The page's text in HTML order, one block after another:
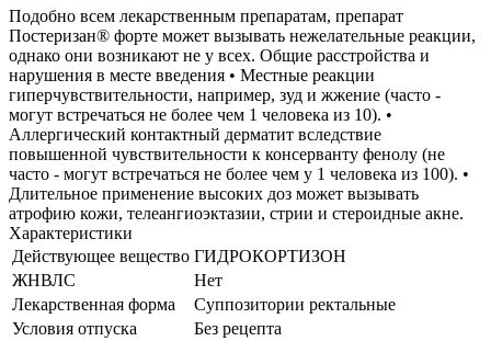
Подобно всем лекарственным препаратам, препарат
Постеризан® форте может вызывать нежелательные реакции,
однако они возникают не у всех. Общие расстройства и
нарушения в месте введения • Местные реакции
гиперчувствительности, например, зуд и жжение (часто -
могут встречаться не более чем 1 человека из 10). •
Аллергический контактный дерматит вследствие
повышенной чувствительности к консерванту фенолу (не
часто - могут встречаться не более чем у 1 человека из 100). •
Длительное применение высоких доз может вызывать
атрофию кожи, телеангиоэктазии, стрии и стероидные акне.
Характеристики
Действующее вещество ГИДРОКОРТИЗОН
ЖНВЛС
Нет
Лекарственная форма
Суппозитории ректальные
Условия отпуска
Без рецепта